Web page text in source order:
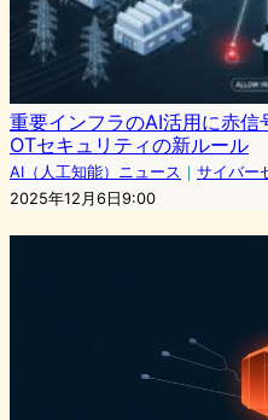
重要インフラのAI活用に赤
OTセキュリティの新ルール
AI（人工知能）ニュース ｜ サイバー
2025年12月6日9:00